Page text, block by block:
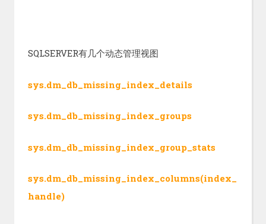
SQLSERVER有几个动态管理视图
sys.dm_db_missing_index_details
sys.dm_db_missing_index_groups
sys.dm_db_missing_index_group_stats
sys.dm_db_missing_index_columns(index_
handle)